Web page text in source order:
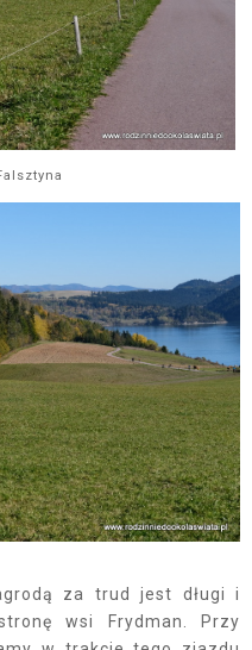
za trud jest długi i
wsi Frydman. Przy